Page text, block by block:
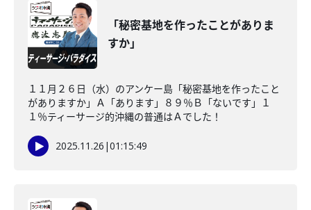
「秘密基地を作ったことがありま
すか」
１１月２６日（水）のアンケー島「秘密基地を作ったこと
がありますか」Ａ「あります」８９％Ｂ「ないです」１
１％ティーサージ的沖縄の普通はＡでした！
2025.11.26 |01:15:49